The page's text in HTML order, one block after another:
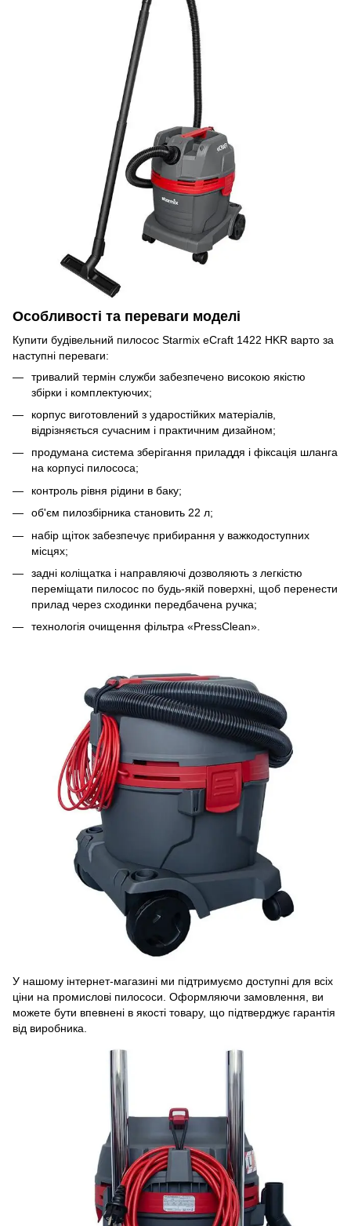
Особливості та переваги моделі
Купити будівельний пилосос Starmix eCraft 1422 HKR варто за
наступні переваги:
тривалий термін служби забезпечено високою якістю
збірки і комплектуючих;
корпус виготовлений з ударостійких матеріалів,
відрізняється сучасним і практичним дизайном;
продумана система зберігання приладдя і фіксація шланга
на корпусі пилососа;
контроль рівня рідини в баку;
об'єм пилозбірника становить 22 л;
набір щіток забезпечує прибирання у важкодоступних
місцях;
задні коліщатка і направляючі дозволяють з легкістю
переміщати пилосос по будь-якій поверхні, щоб перенести
прилад через сходинки передбачена ручка;
технологія очищення фільтра «PressClean».
У нашому інтернет-магазині ми підтримуємо доступні для всіх
ціни на промислові пилососи. Оформляючи замовлення, ви
можете бути впевнені в якості товару, що підтверджує гарантія
від виробника.